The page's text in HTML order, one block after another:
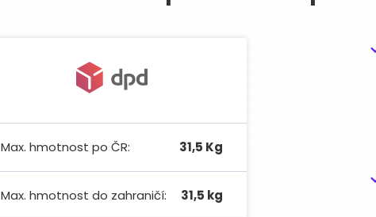
Max. hmotnost po ČR: 31,5 Kg
Max. hmotnost do zahraničí: 31,5 kg